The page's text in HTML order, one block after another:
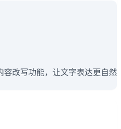
改写功能，让文字表达更自然